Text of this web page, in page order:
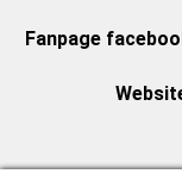
Fanpage